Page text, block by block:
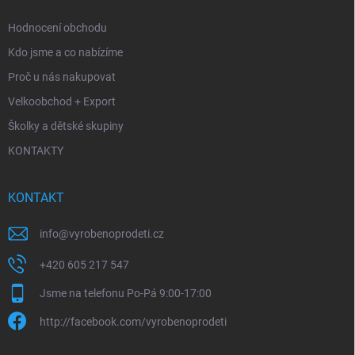
Hodnocení obchodu
Kdo jsme a co nabízíme
Proč u nás nakupovat
Velkoobchod + Export
Školky a dětské skupiny
KONTAKTY
KONTAKT
info@vyrobenoprodeti.cz
+420 605 217 547
Jsme na telefonu Po-Pá 9:00-17:00
http://facebook.com/vyrobenoprodeti